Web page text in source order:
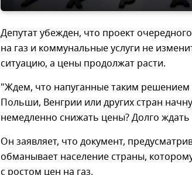
Депутат убежден, что проект
на газ и коммунальные услуги не
ситуацию, а цены продолжат расти.
"Ждем, что напуганные таким решением
Польши, Венгрии или других стран
немедленно снижать цены? Долго
Он заявляет, что документ,
обманывает население страны,
с ростом цен на газ.